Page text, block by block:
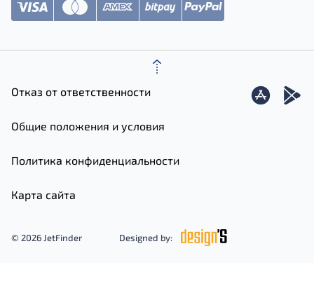
Отказ от ответственности
Общие положения и условия
Политика конфиденциальности
Карта сайта
© 2026 JetFinder Designed by: